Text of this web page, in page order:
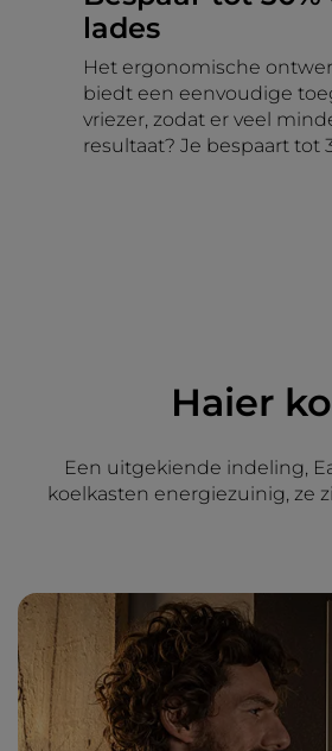
lades
Het ergonomische
biedt een eenvoudige
vriezer, zodat er veel
resultaat? Je bespaart tot
Haier
Een uitgekiende indeling,
koelkasten energiezuinig, ze